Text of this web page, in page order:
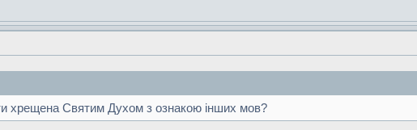
хрещена Святим Духом з ознакою інших мов?